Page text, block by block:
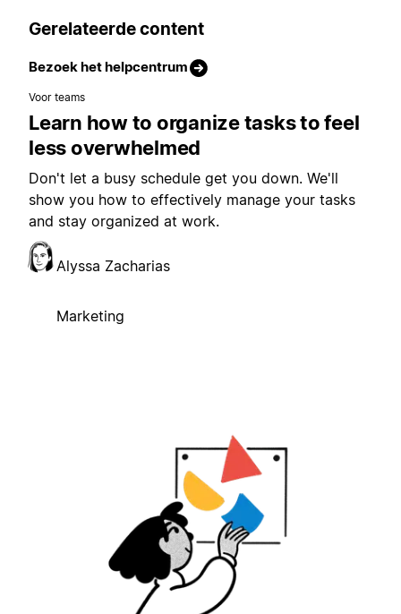
Gerelateerde content
Bezoek het helpcentrum
Voor teams
Learn how to organize tasks to feel
less overwhelmed
Don't let a busy schedule get you down. We'll
show you how to effectively manage your tasks
and stay organized at work.
Alyssa Zacharias
Marketing